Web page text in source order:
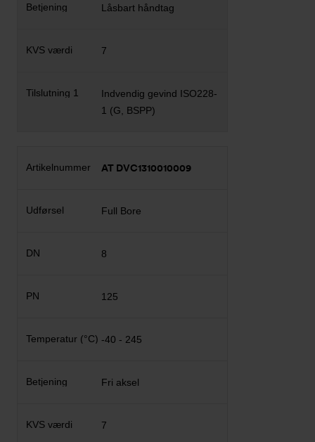
Låsbart håndtag
7
Indvendig gevind ISO228-
1 (G, BSPP)
AT DVC1310010009
Full Bore
8
125
-40 - 245
Fri aksel
7